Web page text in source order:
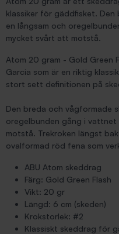
klassiker för gäddfisket.
en långsam och
mycket svårt att motstå.
Atom 20 gram - Gold Green
Garcia som är en riktig
stort sett definitionen på
Den breda och vågformade
oregelbunden gång i
motstå. Trekroken längst
ovalformad röd fena som
ABU Atom skeddrag
Färg: Gold Green Flash
Vikt: 20 gr
Längd: 6 cm (skeden)
Krokstorlek: #2
Klassiskt skeddrag för